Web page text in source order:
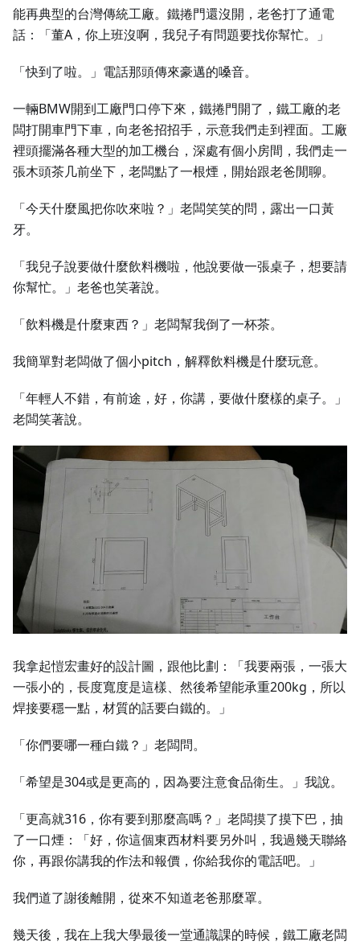
能再典型的台灣傳統工廠。鐵捲門還沒開，老爸打了通電
話：「董A，你上班沒啊，我兒子有問題要找你幫忙。」
「快到了啦。」電話那頭傳來豪邁的嗓音。
一輛BMW開到工廠門口停下來，鐵捲門開了，鐵工廠的老
闆打開車門下車，向老爸招招手，示意我們走到裡面。工廠
裡頭擺滿各種大型的加工機台，深處有個小房間，我們走一
張木頭茶几前坐下，老闆點了一根煙，開始跟老爸閒聊。
「今天什麼風把你吹來啦？」老闆笑笑的問，露出一口黃
牙。
「我兒子說要做什麼飲料機啦，他說要做一張桌子，想要請
你幫忙。」老爸也笑著說。
「飲料機是什麼東西？」老闆幫我倒了一杯茶。
我簡單對老闆做了個小pitch，解釋飲料機是什麼玩意。
「年輕人不錯，有前途，好，你講，要做什麼樣的桌子。」
老闆笑著說。
我拿起愷宏畫好的設計圖，跟他比劃：「我要兩張，一張大
一張小的，長度寬度是這樣、然後希望能承重200kg，所以
焊接要穩一點，材質的話要白鐵的。」
「你們要哪一種白鐵？」老闆問。
「希望是304或是更高的，因為要注意食品衛生。」我說。
「更高就316，你有要到那麼高嗎？」老闆摸了摸下巴，抽
了一口煙：「好，你這個東西材料要另外叫，我過幾天聯絡
你，再跟你講我的作法和報價，你給我你的電話吧。」
我們道了謝後離開，從來不知道老爸那麼罩。
幾天後，我在上我大學最後一堂通識課的時候，鐵工廠老闆